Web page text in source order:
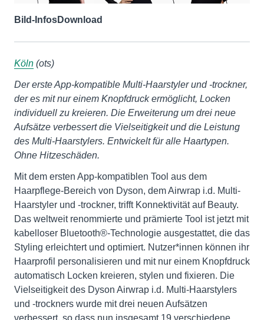
Bild-InfosDownload
Köln (ots)
Der erste App-kompatible Multi-Haarstyler und -trockner,
der es mit nur einem Knopfdruck ermöglicht, Locken
individuell zu kreieren. Die Erweiterung um drei neue
Aufsätze verbessert die Vielseitigkeit und die Leistung
des Multi-Haarstylers. Entwickelt für alle Haartypen.
Ohne Hitzeschäden.
Mit dem ersten App-kompatiblen Tool aus dem
Haarpflege-Bereich von Dyson, dem Airwrap i.d. Multi-
Haarstyler und -trockner, trifft Konnektivität auf Beauty.
Das weltweit renommierte und prämierte Tool ist jetzt mit
kabelloser Bluetooth®-Technologie ausgestattet, die das
Styling erleichtert und optimiert. Nutzer*innen können ihr
Haarprofil personalisieren und mit nur einem Knopfdruck
automatisch Locken kreieren, stylen und fixieren. Die
Vielseitigkeit des Dyson Airwrap i.d. Multi-Haarstylers
und -trockners wurde mit drei neuen Aufsätzen